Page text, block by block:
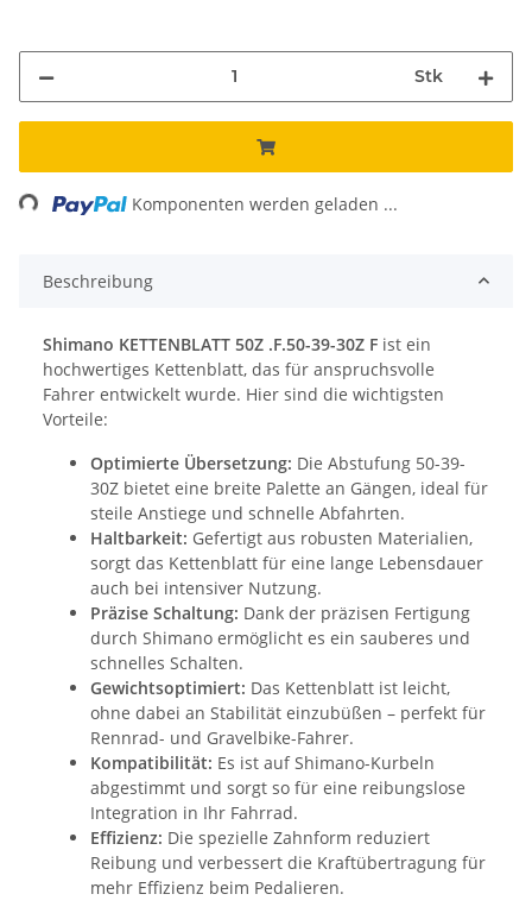
Stk
Komponenten werden geladen ...
Beschreibung
Shimano KETTENBLATT 50Z .F.50-39-30Z F ist ein
hochwertiges Kettenblatt, das für anspruchsvolle
Fahrer entwickelt wurde. Hier sind die wichtigsten
Vorteile:
Optimierte Übersetzung: Die Abstufung 50-39-
30Z bietet eine breite Palette an Gängen, ideal für
steile Anstiege und schnelle Abfahrten.
Haltbarkeit: Gefertigt aus robusten Materialien,
sorgt das Kettenblatt für eine lange Lebensdauer
auch bei intensiver Nutzung.
Präzise Schaltung: Dank der präzisen Fertigung
durch Shimano ermöglicht es ein sauberes und
schnelles Schalten.
Gewichtsoptimiert: Das Kettenblatt ist leicht,
ohne dabei an Stabilität einzubüßen – perfekt für
Rennrad- und Gravelbike-Fahrer.
Kompatibilität: Es ist auf Shimano-Kurbeln
abgestimmt und sorgt so für eine reibungslose
Integration in Ihr Fahrrad.
Effizienz: Die spezielle Zahnform reduziert
Reibung und verbessert die Kraftübertragung für
mehr Effizienz beim Pedalieren.